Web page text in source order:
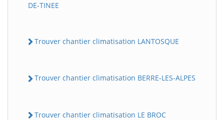
DE-TINEE
Trouver chantier climatisation LANTOSQUE
Trouver chantier climatisation BERRE-LES-ALPES
Trouver chantier climatisation LE BROC